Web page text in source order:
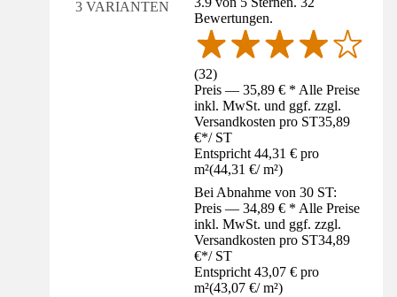
3 VARIANTEN
Bewertungen.
(32)
Preis — 35,89 € * Alle Preise
inkl. MwSt. und ggf. zzgl.
Versandkosten pro ST35,89
€*/ ST
Entspricht 44,31 € pro
m²(44,31 €/ m²)
Bei Abnahme von 30 ST:
Preis — 34,89 € * Alle Preise
inkl. MwSt. und ggf. zzgl.
Versandkosten pro ST34,89
€*/ ST
Entspricht 43,07 € pro
m²(43,07 €/ m²)